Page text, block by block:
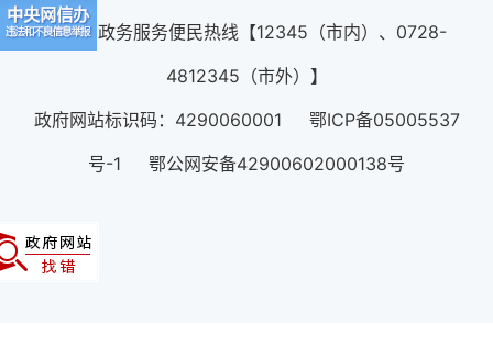
12345政务服务便民热线【12345（市内）、0728-
4812345（市外）】
政府网站标识码：4290060001 鄂ICP备05005537
号-1 鄂公网安备42900602000138号